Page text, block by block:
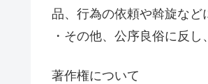
品、行為の依頼や斡旋など
・その他、公序良俗に反
著作権について